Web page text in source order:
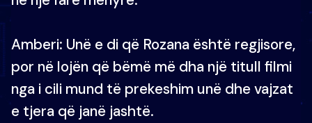
Amberi: Unë e di që Rozana është regjisore,
por në lojën që bëmë më dha një titull filmi
nga i cili mund të prekeshim unë dhe vajzat
e tjera që janë jashtë.